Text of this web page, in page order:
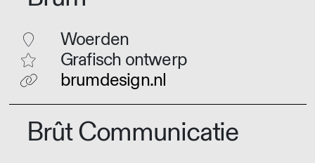
Woerden
Grafisch ontwerp
brumdesign.nl
Brût Communicatie